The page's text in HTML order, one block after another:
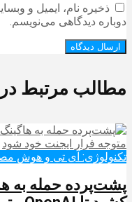
ذخیره نام، ایمیل و
دوباره دیدگاهی می‌نویسم.
مطالب مرتبط در
تکنولوژی: آی تی و هوش